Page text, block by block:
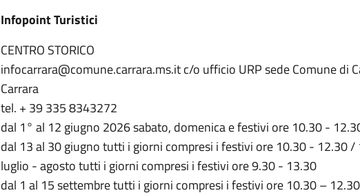
Infopoint Turistici
CENTRO STORICO
infocarrara@comune.carrara.ms.it c/o ufficio URP sede Comune di
Carrara
tel. + 39 335 8343272
dal 1° al 12 giugno 2026 sabato, domenica e festivi ore 10.30 -
dal 13 al 30 giugno tutti i giorni compresi i festivi ore 10.30 - 12.30
luglio - agosto tutti i giorni compresi i festivi ore 9.30 - 13.30
dal 1 al 15 settembre tutti i giorni compresi i festivi ore 10.30 –